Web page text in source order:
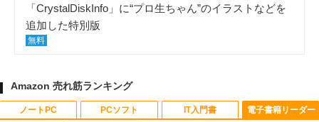
「CrystalDiskInfo」に“プロ生ちゃん”のイラストなどを
追加した特別版
無料
Amazon 売れ筋ランキング
ノートPC PCソフト IT入門書 電子書籍リーダー